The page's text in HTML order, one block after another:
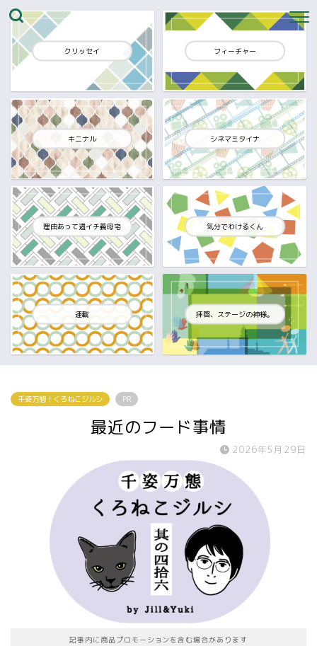
クリッセイ フィーチャー
キニナル シネマミタイナ
理由あって週イチ義母宅 気分でわけるくん
連載 拝啓、ステージの神様。
千姿万態！くろねこジルシ PR
最近のフード事情
2026年5月29日
記事内に商品プロモーションを含む場合があります